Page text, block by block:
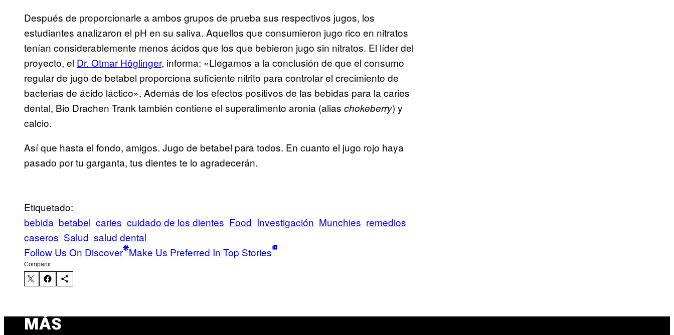
Después de proporcionarle a ambos grupos de prueba sus respectivos jugos, los
estudiantes analizaron el pH en su saliva. Aquellos que consumieron jugo rico en nitratos
tenían considerablemente menos ácidos que los que bebieron jugo sin nitratos. El líder del
proyecto, el Dr. Otmar Höglinger, informa: «Llegamos a la conclusión de que el consumo
regular de jugo de betabel proporciona suficiente nitrito para controlar el crecimiento de
bacterias de ácido láctico». Además de los efectos positivos de las bebidas para la caries
dental, Bio Drachen Trank también contiene el superalimento aronia (alias chokeberry) y
calcio.
Así que hasta el fondo, amigos. Jugo de betabel para todos. En cuanto el jugo rojo haya
pasado por tu garganta, tus dientes te lo agradecerán.
Etiquetado:
bebida betabel caries cuidado de los dientes Food Investigación Munchies remedios
caseros Salud salud dental
Follow Us On Discover Make Us Preferred In Top Stories
Compartir:
MÁS